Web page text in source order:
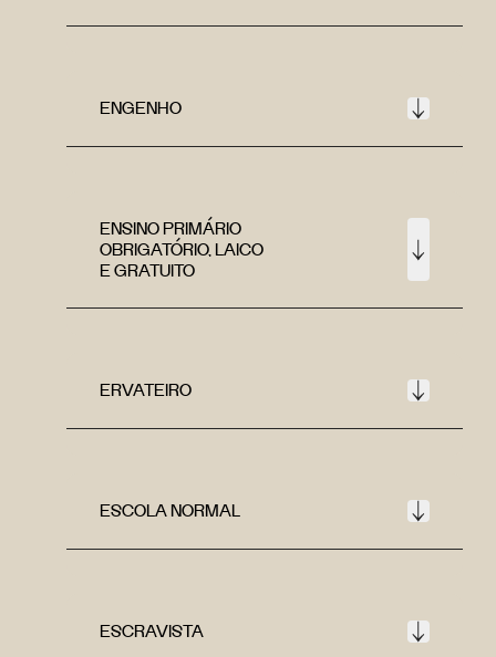
ENGENHO
ENSINO PRIMÁRIO
OBRIGATÓRIO, LAICO
E GRATUITO
ERVATEIRO
ESCOLA NORMAL
ESCRAVISTA